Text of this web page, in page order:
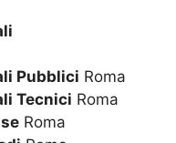
Pubblici Roma
Tecnici Roma
Roma